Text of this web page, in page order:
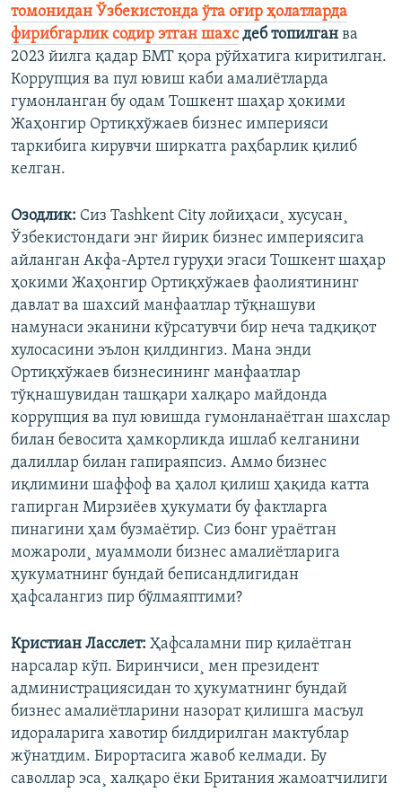
томонидан Ўзбекистонда ўта оғир ҳолатларда
фирибгарлик содир этган шахсдеб топилган ва
2023 йилга қадар БМТ қора рўйхатига киритилган.
Коррупция ва пул ювиш каби амалиëтларда
гумонланган бу одам Тошкент шаҳар ҳокими
Жаҳонгир Ортиқхўжаев бизнес империяси
таркибига кирувчи ширкатга раҳбарлик қилиб
келган.
Озодлик: Сиз Tashkent City лойиҳаси¸ хусусан¸
Ўзбекистондаги энг йирик бизнес империясига
айланган Акфа-Артел гуруҳи эгаси Тошкент шаҳар
ҳокими Жаҳонгир Ортиқхўжаев фаолиятининг
давлат ва шахсий манфаатлар тўқнашуви
намунаси эканини кўрсатувчи бир неча тадқиқот
хулосасини эълон қилдингиз. Мана энди
Ортиқхўжаев бизнесининг манфаатлар
тўқнашувидан ташқари халқаро майдонда
коррупция ва пул ювишда гумонланаëтган шахслар
билан бевосита ҳамкорликда ишлаб келганини
далиллар билан гапираяпсиз. Аммо бизнес
иқлимини шаффоф ва ҳалол қилиш ҳақида катта
гапирган Мирзиëев ҳукумати бу фактларга
пинагини ҳам бузмаëтир. Сиз бонг ураëтган
можароли¸ муаммоли бизнес амалиëтларига
ҳукуматнинг бундай беписандлигидан
ҳафсалангиз пир бўлмаяптими?
Кристиан Ласслет: Ҳафсаламни пир қилаëтган
нарсалар кўп. Биринчиси¸ мен президент
администрациясидан то ҳукуматнинг бундай
бизнес амалиëтларини назорат қилишга масъул
идораларига хавотир билдирилган мактублар
жўнатдим. Бирортасига жавоб келмади. Бу
саволлар эса¸ халқаро ëки Британия жамоатчилиги